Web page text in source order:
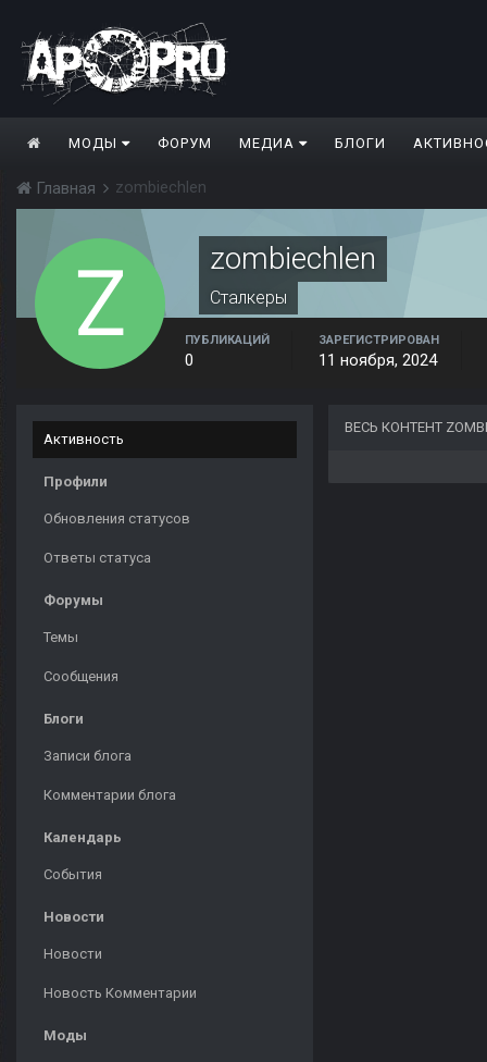
МОДЫ ФОРУМ МЕДИА БЛОГИ
Главная zombiechlen
zombiechlen
Сталкеры
ПУБЛИКАЦИЙ
0
ЗАРЕГИСТРИРОВАН
11 ноября, 2024
Активность
Профили
Обновления статусов
Ответы статуса
Форумы
Темы
Сообщения
Блоги
Записи блога
Комментарии блога
Календарь
События
Новости
Новости
Новость Комментарии
Моды
ВЕСЬ КОНТЕНТ